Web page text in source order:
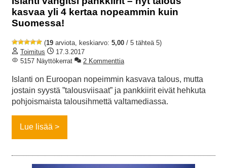
kasvaa yli 4 kertaa nopeammin kuin
Suomessa!
(19 arviota, keskiarvo: 5,00 / 5 tähteä 5)
Toimitus
17.3.2017
5157 Näyttökerrat
2 Kommenttia
Islanti on Euroopan nopeimmin kasvava talous, mutta
jostain syystä ”talousviisaat” ja pankkiirit eivät hehkuta
pohjoismaista talousihmettä valtamediassa.
Lue lisää